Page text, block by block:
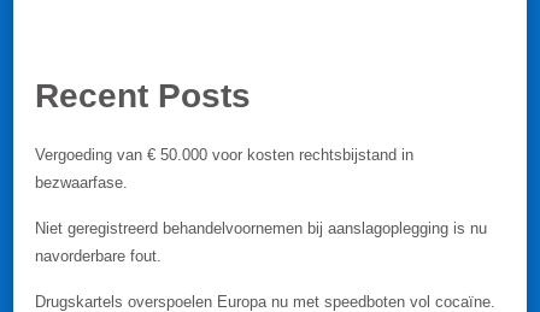
Recent Posts
Vergoeding van € 50.000 voor kosten rechtsbijstand in
bezwaarfase.
Niet geregistreerd behandelvoornemen bij aanslagoplegging is nu
navorderbare fout.
Drugskartels overspoelen Europa nu met speedboten vol cocaïne.